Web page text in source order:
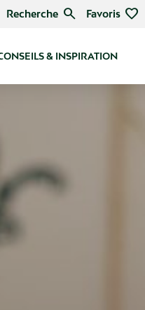
Recherche search Favoris favorite
& INSPIRATION